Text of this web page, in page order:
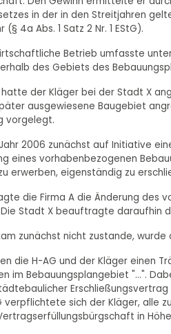
in der in den Streitjahren
4a Abs. 1 Satz 2 Nr. 1 EStG).
Betrieb umfasste unter
des Gebiets des
der Kläger bei der Stadt X
ausgewiesene Baugebiet
vorgelegt.
2006 zunächst auf Initiative
eines vorhabenbezogenen
erwerben, eigenständig zu
die Firma A die Änderung des
Stadt X beauftragte daraufhin
zunächst nicht zustande,
die H-AG und der Kläger
im Bebauungsplangebiet "...".
sich der Kläger, alle
in